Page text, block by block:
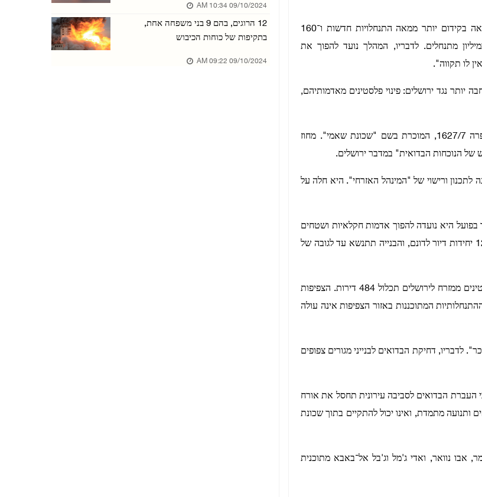
עם החתימה על הצו אמר סמוטריץ' כי "זו רק ההתחלה". הוא התגאה בקידום יותר ממאה התנחלויות חדשות ו־160
מתנחלים. לדבריו, המהלך נועד להפוך את
לו תקווה".
נגד ירושלים: פינוי פלסטינים מאדמותיהם,
צווי הפינוי נגד ח'אן אל־אחמר משתלבים בתוכנית התנחלותית שמספרה 1627/7, המוכרת בשם "שכונת שאמי". מחוז
של הנוכחות הבדואית" במדבר ירושלים.
ורישוי של "המינהל האזרחי". היא חלה על
היא נועדה להפוך אדמות חקלאיות ושטחים
פתוחים לשכונת מגורים עירונית צפופה. לפי התכנון, הצפיפות תגיע ל־12 יחידות דיור לדונם, והבנייה תתנשא עד לגובה של
לפי דיווחים בכלי תקשורת עבריים, השכונה המתוכננת לבדואים הפלסטינים ממזרח לירושלים תכלול 484 דירות. הצפיפות
ההתנחלותיות המתוכננות באזור הצפיפות אינה עולה
לדבריו, דחיקת הבדואים לבנייני מגורים צפופים
העברת הבדואים לסביבה עירונית תחסל את אורח
ותנועה מתמדת, ואינו יכול להתקיים בתוך שכונת
אבו נוואר, ואדי ג'מל וג'בל אל־באבא מתוכנית
דוח: שיח השנאה וההסתה בקרב המתנחלים מתרחב ומש ...
08/אוגוסט/2026 07:22 PM
09/10/2024 10:34 AM
12 הרוגים, בהם 9 בני משפחה אחת,
בתקיפות של כוחות הכיבוש
09/10/2024 09:22 AM